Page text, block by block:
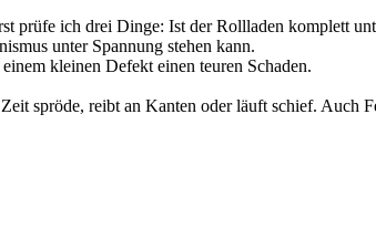
prüfe ich drei Dinge: Ist der Rollladen komplett
unter Spannung stehen kann.
kleinen Defekt einen teuren Schaden.
spröde, reibt an Kanten oder läuft schief. Auch